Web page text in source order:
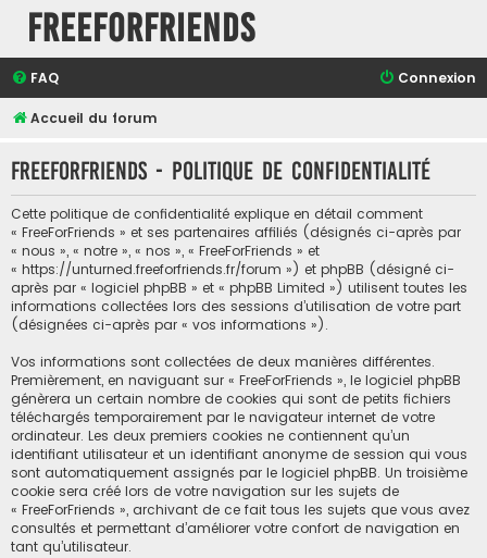
FreeForFriends
FAQ Connexion
Accueil du forum
FreeForFriends - Politique de confidentialité
Cette politique de confidentialité explique en détail comment
« FreeForFriends » et ses partenaires affiliés (désignés ci-après par
« nous », « notre », « nos », « FreeForFriends » et
« https://unturned.freeforfriends.fr/forum ») et phpBB (désigné ci-
après par « logiciel phpBB » et « phpBB Limited ») utilisent toutes les
informations collectées lors des sessions d’utilisation de votre part
(désignées ci-après par « vos informations »).
Vos informations sont collectées de deux manières différentes.
Premièrement, en naviguant sur « FreeForFriends », le logiciel phpBB
génèrera un certain nombre de cookies qui sont de petits fichiers
téléchargés temporairement par le navigateur internet de votre
ordinateur. Les deux premiers cookies ne contiennent qu’un
identifiant utilisateur et un identifiant anonyme de session qui vous
sont automatiquement assignés par le logiciel phpBB. Un troisième
cookie sera créé lors de votre navigation sur les sujets de
« FreeForFriends », archivant de ce fait tous les sujets que vous avez
consultés et permettant d’améliorer votre confort de navigation en
tant qu’utilisateur.